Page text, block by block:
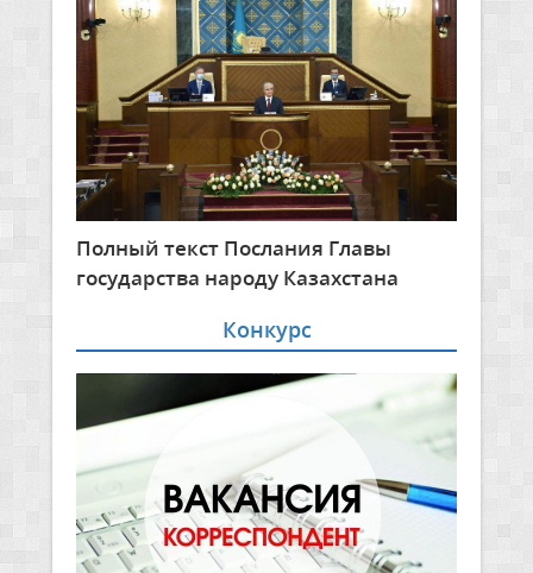
Полный текст Послания Главы
государства народу Казахстана
Конкурс